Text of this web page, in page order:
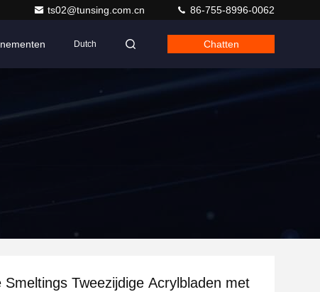
ts02@tunsing.com.cn 86-755-8996-0062
Dutch Chatten
Smeltings Tweezijdige Acrylbladen met